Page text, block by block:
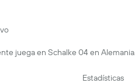
juega en Schalke 04 en Alemania.
Estadísticas